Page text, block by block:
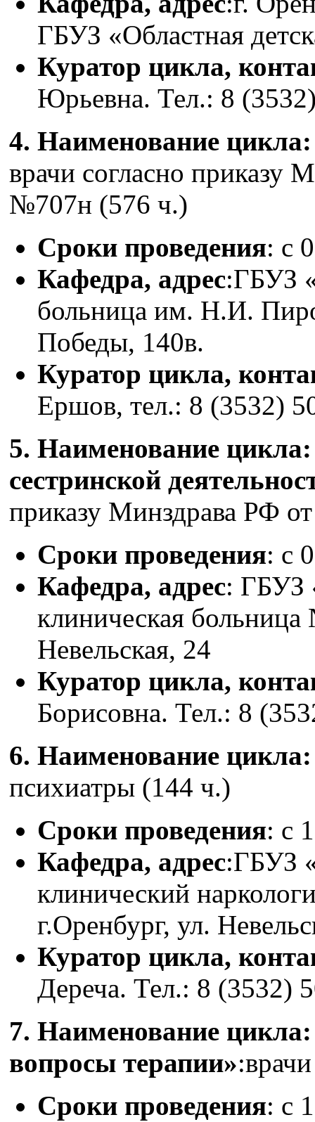
ГБУЗ «Областная
Куратор цикла,
Юрьевна. Тел.: 8
4. Наименование
врачи согласно приказу
№707н (576 ч.)
Сроки проведения: с
Кафедра, адрес:ГБУЗ
больница им. Н.И.
Победы, 140в.
Куратор цикла,
Ершов, тел.: 8 (3532)
5. Наименование
сестринской
приказу Минздрава РФ
Сроки проведения: с
Кафедра, адрес: ГБУЗ
клиническая
Невельская, 24
Куратор цикла,
Борисовна. Тел.: 8
6. Наименование
психиатры (144 ч.)
Сроки проведения: с
Кафедра, адрес:ГБУЗ
клинический
г.Оренбург, ул.
Куратор цикла,
Дереча. Тел.: 8 (3532)
7. Наименование
вопросы терапии»
Сроки проведения: с